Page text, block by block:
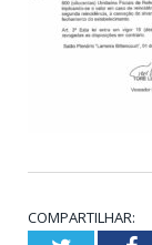
COMPARTILHAR: